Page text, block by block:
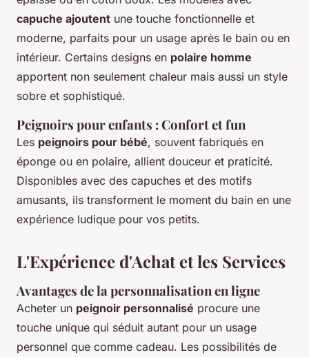
capuche ajoutent une touche fonctionnelle et
moderne, parfaits pour un usage après le bain ou en
intérieur. Certains designs en polaire homme
apportent non seulement chaleur mais aussi un style
sobre et sophistiqué.
Peignoirs pour enfants : Confort et fun
Les peignoirs pour bébé, souvent fabriqués en
éponge ou en polaire, allient douceur et praticité.
Disponibles avec des capuches et des motifs
amusants, ils transforment le moment du bain en une
expérience ludique pour vos petits.
L'Expérience d'Achat et les Services
Avantages de la personnalisation en ligne
Acheter un peignoir personnalisé procure une
touche unique qui séduit autant pour un usage
personnel que comme cadeau. Les possibilités de